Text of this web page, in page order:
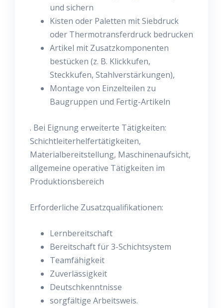
und sichern
Kisten oder Paletten mit Siebdruck
oder Thermotransferdruck bedrucken
Artikel mit Zusatzkomponenten
bestücken (z. B. Klickkufen,
Steckkufen, Stahlverstärkungen),
Montage von Einzelteilen zu
Baugruppen und Fertig-Artikeln
. Bei Eignung erweiterte Tätigkeiten:
Schichtleiterhelfertätigkeiten,
Materialbereitstellung, Maschinenaufsicht,
allgemeine operative Tätigkeiten im
Produktionsbereich
Erforderliche Zusatzqualifikationen:
Lernbereitschaft
Bereitschaft für 3-Schichtsystem
Teamfähigkeit
Zuverlässigkeit
Deutschkenntnisse
sorgfältige Arbeitsweis.